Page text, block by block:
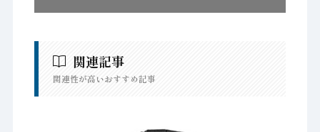
関連記事
関連性が高いおすすめ記事